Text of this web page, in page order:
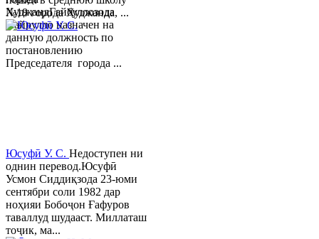
ХуджандГайбуллозода
Хайрулло назначен на
данную должность по
постановлению
Председателя города ...
№18 города Худжанда, ...
Юсуфӣ У. C. Недоступен ни
однин перевод.Юсуфӣ
Усмон Сиддиқзода 23-юми
сентябри соли 1982 дар
ноҳияи Бобоҷон Ғафуров
таваллуд шудааст. Миллаташ
тоҷик, ма...